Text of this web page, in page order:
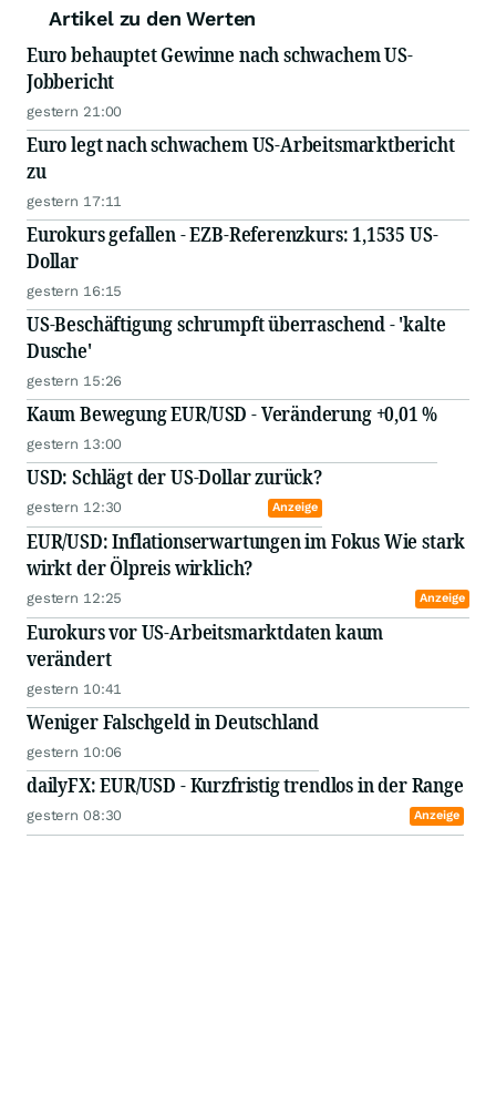
Artikel zu den Werten
Euro behauptet Gewinne nach schwachem US-
Jobbericht
gestern 21:00
Euro legt nach schwachem US-Arbeitsmarktbericht
zu
gestern 17:11
Eurokurs gefallen - EZB-Referenzkurs: 1,1535 US-
Dollar
gestern 16:15
US-Beschäftigung schrumpft überraschend - 'kalte
Dusche'
gestern 15:26
Kaum Bewegung EUR/USD - Veränderung +0,01 %
gestern 13:00
USD: Schlägt der US-Dollar zurück?
gestern 12:30 Anzeige
EUR/USD: Inflationserwartungen im Fokus Wie stark
wirkt der Ölpreis wirklich?
gestern 12:25 Anzeige
Eurokurs vor US-Arbeitsmarktdaten kaum
verändert
gestern 10:41
Weniger Falschgeld in Deutschland
gestern 10:06
dailyFX: EUR/USD - Kurzfristig trendlos in der Range
gestern 08:30 Anzeige